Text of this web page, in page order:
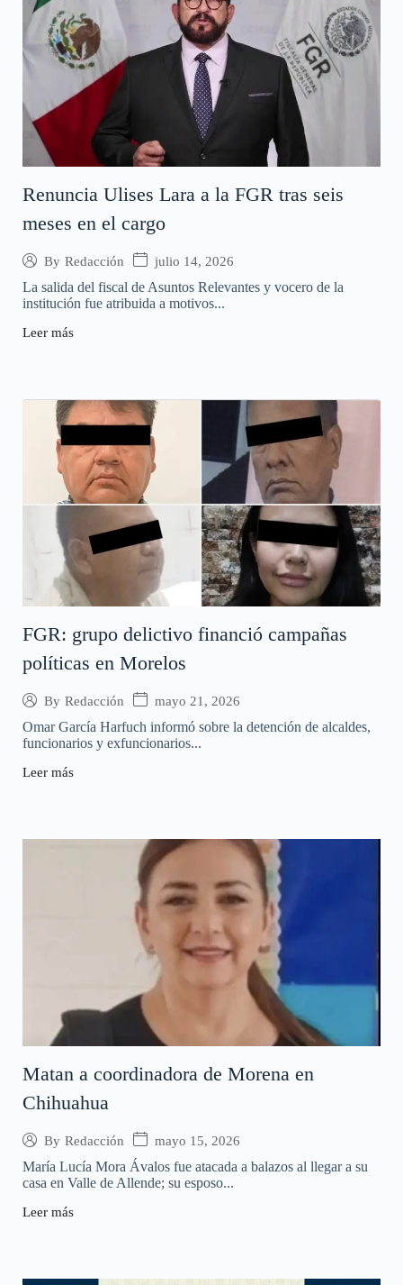
Renuncia Ulises Lara a la FGR tras seis
meses en el cargo
By Redacción julio 14, 2026
La salida del fiscal de Asuntos Relevantes y vocero de la
institución fue atribuida a motivos...
Leer más
FGR: grupo delictivo financió campañas
políticas en Morelos
By Redacción mayo 21, 2026
Omar García Harfuch informó sobre la detención de alcaldes,
funcionarios y exfuncionarios...
Leer más
Matan a coordinadora de Morena en
Chihuahua
By Redacción mayo 15, 2026
María Lucía Mora Ávalos fue atacada a balazos al llegar a su
casa en Valle de Allende; su esposo...
Leer más